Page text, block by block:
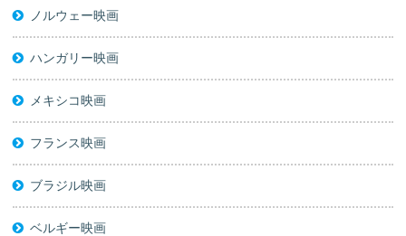
ノルウェー映画
ハンガリー映画
メキシコ映画
フランス映画
ブラジル映画
ベルギー映画